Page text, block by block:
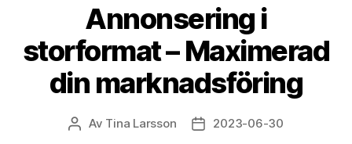
Annonsering i
storformat – Maximerad
din marknadsföring
Inläggsförfattare
Av Tina Larsson Inläggsdatum
2023-06-30